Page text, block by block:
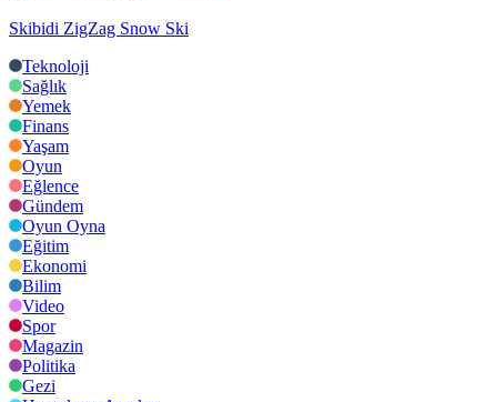
Skibidi ZigZag Snow Ski
Teknoloji
Sağlık
Yemek
Finans
Yaşam
Oyun
Eğlence
Gündem
Oyun Oyna
Eğitim
Ekonomi
Bilim
Video
Spor
Magazin
Politika
Gezi